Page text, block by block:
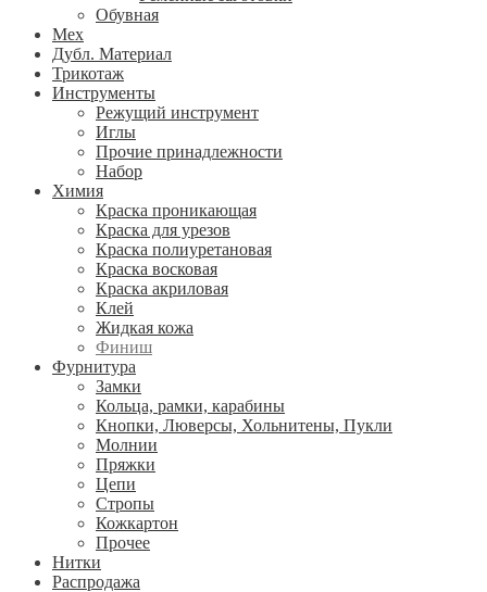
Обувная
Мех
Дубл. Материал
Трикотаж
Инструменты
Режущий инструмент
Иглы
Прочие принадлежности
Набор
Химия
Краска проникающая
Краска для урезов
Краска полиуретановая
Краска восковая
Краска акриловая
Клей
Жидкая кожа
Финиш
Фурнитура
Замки
Кольца, рамки, карабины
Кнопки, Люверсы, Хольнитены, Пукли
Молнии
Пряжки
Цепи
Стропы
Кожкартон
Прочее
Нитки
Распродажа